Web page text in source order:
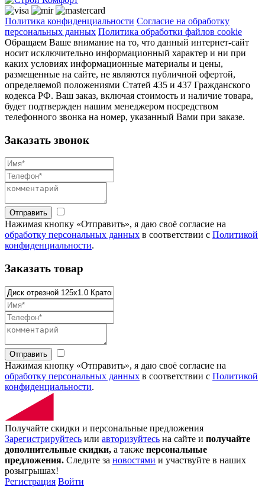
Политика конфиденциальности Согласие на обработку
персональных данных Политика обработки файлов cookie
Обращаем Ваше внимание на то, что данный интернет-сайт
носит исключительно информационный характер и ни при
каких условиях информационные материалы и цены,
размещенные на сайте, не являются публичной офертой,
определяемой положениями Статей 435 и 437 Гражданского
кодекса РФ. Ваш заказ, включая стоимость и наличие товара,
будет подтвержден нашим менеджером посредством
телефонного звонка на номер, указанный Вами при заказе.
Заказать звонок
Отправить
Нажимая кнопку «Отправить», я даю своё согласие на
обработку персональных данных в соответствии с Политикой
конфиденциальности.
Заказать товар
Отправить
Нажимая кнопку «Отправить», я даю своё согласие на
обработку персональных данных в соответствии с Политикой
конфиденциальности.
Получайте скидки и персональные предложения
Зарегистрируйтесь или авторизуйтесь на сайте и получайте
дополнительные скидки, а также персональные
предложения. Следите за новостями и участвуйте в наших
розыгрышах!
Регистрация Войти